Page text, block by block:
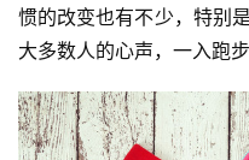
惯的改变也有不少，特别
大多数人的心声，一入跑